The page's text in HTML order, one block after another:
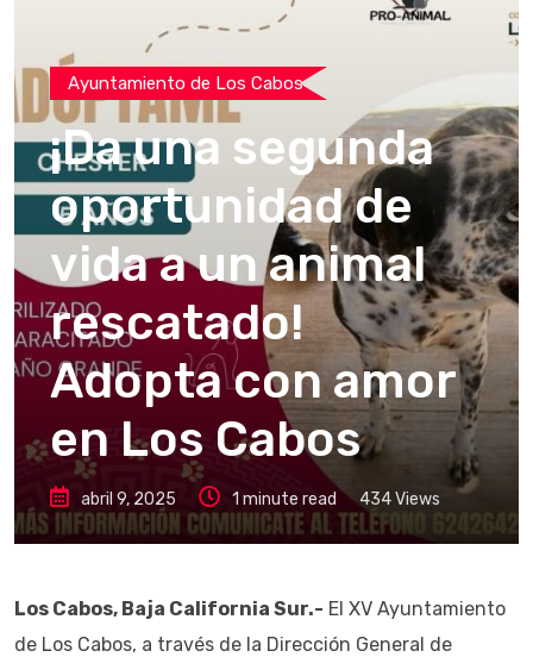
Ayuntamiento de Los Cabos
¡Da una segunda
oportunidad de
vida a un animal
rescatado!
Adopta con amor
en Los Cabos
abril 9, 2025 1 minute read 434Views
Los Cabos, Baja California Sur.- El XV Ayuntamiento
de Los Cabos, a través de la Dirección General de